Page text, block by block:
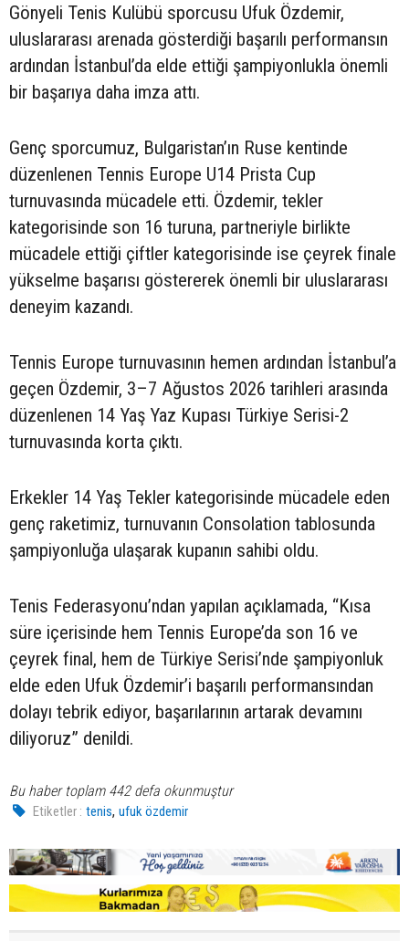
Gönyeli Tenis Kulübü sporcusu Ufuk Özdemir,
uluslararası arenada gösterdiği başarılı performansın
ardından İstanbul’da elde ettiği şampiyonlukla önemli
bir başarıya daha imza attı.
Genç sporcumuz, Bulgaristan’ın Ruse kentinde
düzenlenen Tennis Europe U14 Prista Cup
turnuvasında mücadele etti. Özdemir, tekler
kategorisinde son 16 turuna, partneriyle birlikte
mücadele ettiği çiftler kategorisinde ise çeyrek finale
yükselme başarısı göstererek önemli bir uluslararası
deneyim kazandı.
Tennis Europe turnuvasının hemen ardından İstanbul’a
geçen Özdemir, 3–7 Ağustos 2026 tarihleri arasında
düzenlenen 14 Yaş Yaz Kupası Türkiye Serisi-2
turnuvasında korta çıktı.
Erkekler 14 Yaş Tekler kategorisinde mücadele eden
genç raketimiz, turnuvanın Consolation tablosunda
şampiyonluğa ulaşarak kupanın sahibi oldu.
Tenis Federasyonu’ndan yapılan açıklamada, “Kısa
süre içerisinde hem Tennis Europe’da son 16 ve
çeyrek final, hem de Türkiye Serisi’nde şampiyonluk
elde eden Ufuk Özdemir’i başarılı performansından
dolayı tebrik ediyor, başarılarının artarak devamını
diliyoruz” denildi.
Bu haber toplam 442 defa okunmuştur
Etiketler : tenis,ufuk özdemir